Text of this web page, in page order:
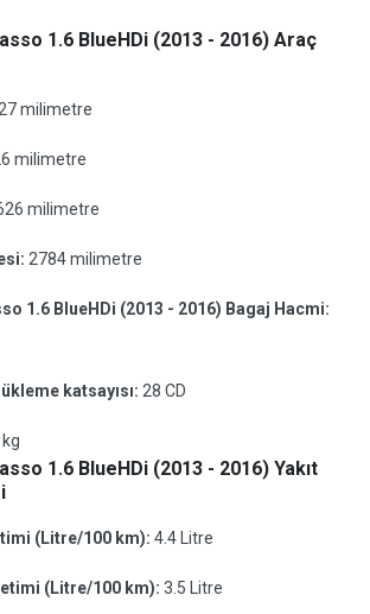
1.6 BlueHDi (2013 - 2016) Araç
milimetre
milimetre
milimetre
2784 milimetre
1.6 BlueHDi (2013 - 2016) Bagaj Hacmi:
katsayısı: 28 CD
1.6 BlueHDi (2013 - 2016) Yakıt
(Litre/100 km): 4.4 Litre
(Litre/100 km): 3.5 Litre